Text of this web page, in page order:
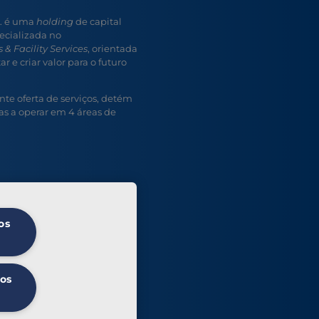
é uma holding de capital
no
& Facility Services, orientada
e criar valor para o futuro
oferta de serviços, detém
a operar em 4 áreas de